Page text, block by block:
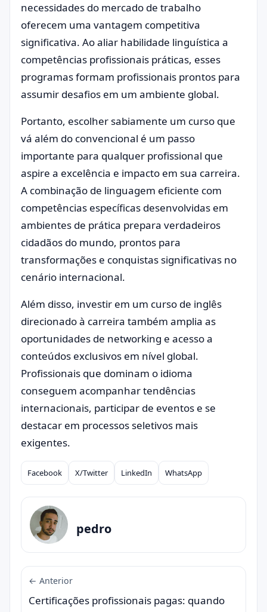
necessidades do mercado de trabalho
oferecem uma vantagem competitiva
significativa. Ao aliar habilidade linguística a
competências profissionais práticas, esses
programas formam profissionais prontos para
assumir desafios em um ambiente global.
Portanto, escolher sabiamente um curso que
vá além do convencional é um passo
importante para qualquer profissional que
aspire a excelência e impacto em sua carreira.
A combinação de linguagem eficiente com
competências específicas desenvolvidas em
ambientes de prática prepara verdadeiros
cidadãos do mundo, prontos para
transformações e conquistas significativas no
cenário internacional.
Além disso, investir em um curso de inglês
direcionado à carreira também amplia as
oportunidades de networking e acesso a
conteúdos exclusivos em nível global.
Profissionais que dominam o idioma
conseguem acompanhar tendências
internacionais, participar de eventos e se
destacar em processos seletivos mais
exigentes.
Compartilhar
Facebook X/Twitter LinkedIn WhatsApp
pedro
← Anterior
Certificações profissionais pagas: quando